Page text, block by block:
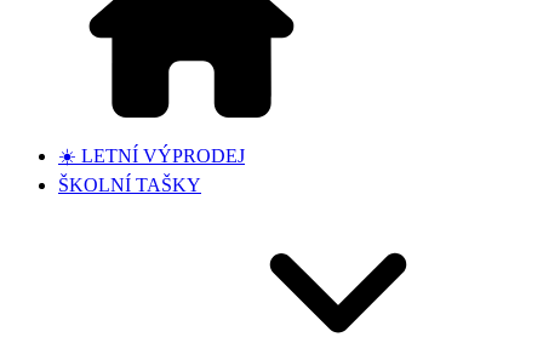
☀️ LETNÍ VÝPRODEJ
ŠKOLNÍ TAŠKY